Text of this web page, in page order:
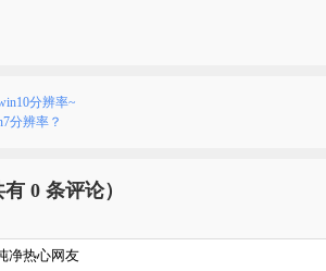
分辨率~
分辨率？
有 0 条评论）